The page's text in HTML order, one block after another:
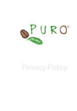
Privacy Policy